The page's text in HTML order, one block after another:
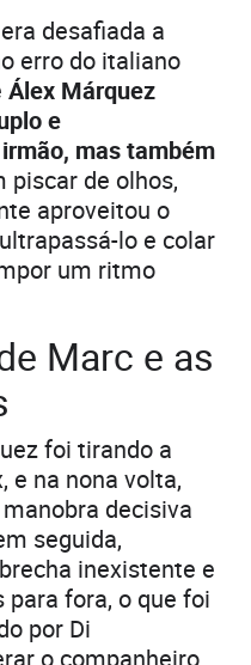
desafiada a
erro do italiano
Álex Márquez
e
mas também
piscar de olhos,
aproveitou o
lo e colar
um ritmo
Marc e as
foi tirando a
e na nona volta,
decisiva
seguida,
inexistente e
para fora, o que foi
por Di